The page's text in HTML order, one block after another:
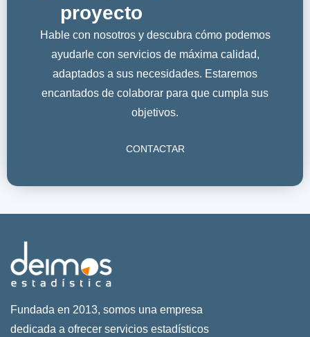
proyecto
Hable con nosotros y descubra cómo podemos
ayudarle con servicios de máxima calidad,
adaptados a sus necesidades. Estaremos
encantados de colaborar para que cumpla sus
objetivos.
CONTACTAR
Fundada en 2013, somos una empresa
dedicada a ofrecer servicios estadísticos